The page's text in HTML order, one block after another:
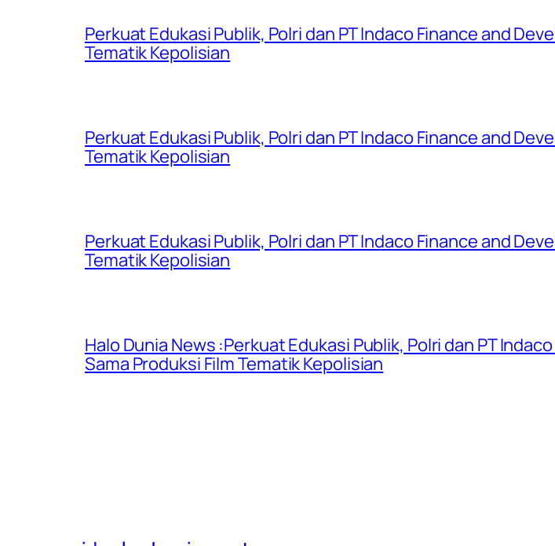
Perkuat Edukasi Publik, Polri dan PT Indaco Finance and
Tematik Kepolisian
Perkuat Edukasi Publik, Polri dan PT Indaco Finance and
Tematik Kepolisian
Perkuat Edukasi Publik, Polri dan PT Indaco Finance and
Tematik Kepolisian
Halo Dunia News :Perkuat Edukasi Publik, Polri dan PT
Sama Produksi Film Tematik Kepolisian